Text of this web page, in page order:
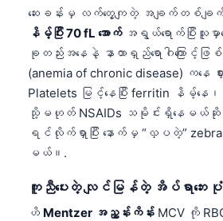
ဆေးခန်းမှ လက်တွေ့ကျတဲ့ အချက်တစ်ခ
နိမ့်ပြီး 70 fL အောက်အရွယ်ရောက်ပြီးသူမှာ
ခုတည်းအနေနဲ့ နာတာရှည်ရောဂါကြောင့်ဖြစ်
(anemia of chronic disease) ကနေ ရှ
Platelets မြင့်နေပြီး ferritin နိမ့်နေ၊ ရာ
သို့မဟုတ် NSAIDs သမိုင်းရှိနေမယ်
ရင်လိုက်ရှာပြီး နောက်မှ “လှပတဲ့”
မယ်။.
ကူညီပေးတဲ့ လျင်မြန်တဲ့ အိပ်ရာဘ
ဟိ Mentzer အညွှန်းကိန်း MCV ကို
العربية المغربية
Afrikaans
Монгол
ພາສາລາວ
Basa Jawa
Cebuano
ئۇيغۇرچە
Кыргызча